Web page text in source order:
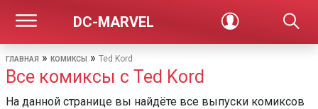
DC-MARVEL
ГЛАВНАЯ » КОМИКСЫ » Ted Kord
Все комиксы с Ted Kord
На данной странице вы найдёте все выпуски комиксов